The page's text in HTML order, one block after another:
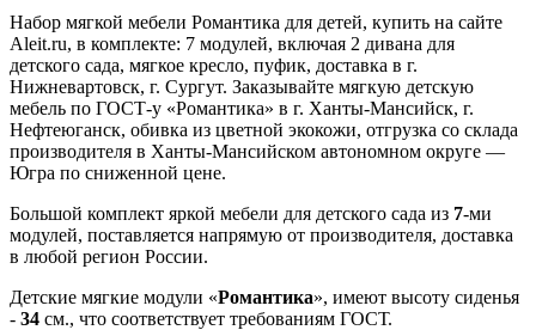
Набор мягкой мебели Романтика для детей, купить на сайте
Aleit.ru, в комплекте: 7 модулей, включая 2 дивана для
детского сада, мягкое кресло, пуфик, доставка в г.
Нижневартовск, г. Сургут. Заказывайте мягкую детскую
мебель по ГОСТ-у «Романтика» в г. Ханты-Мансийск, г.
Нефтеюганск, обивка из цветной экокожи, отгрузка со склада
производителя в Ханты-Мансийском автономном округе —
Югра по сниженной цене.
Большой комплект яркой мебели для детского сада из 7-ми
модулей, поставляется напрямую от производителя, доставка
в любой регион России.
Детские мягкие модули «Романтика», имеют высоту сиденья
- 34 см., что соответствует требованиям ГОСТ.